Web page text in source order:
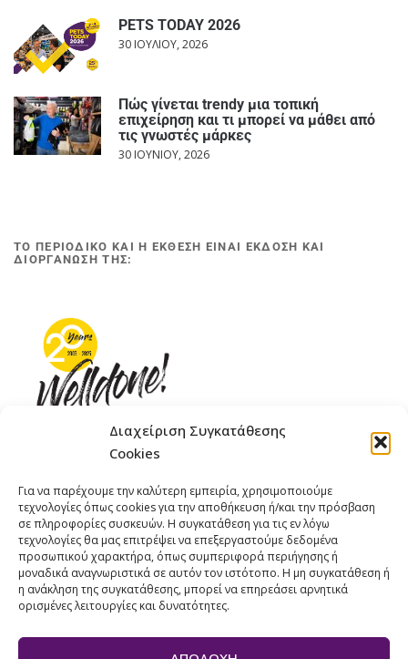
Διαχείριση Συγκατάθεσης
Cookies
Για να παρέχουμε την καλύτερη εμπειρία, χρησιμοποιούμε
τεχνολογίες όπως cookies για την αποθήκευση ή/και την πρόσβαση
σε πληροφορίες συσκευών. Η συγκατάθεση για τις εν λόγω
τεχνολογίες θα μας επιτρέψει να επεξεργαστούμε δεδομένα
προσωπικού χαρακτήρα, όπως συμπεριφορά περιήγησης ή
μοναδικά αναγνωριστικά σε αυτόν τον ιστότοπο. Η μη συγκατάθεση ή
η ανάκληση της συγκατάθεσης, μπορεί να επηρεάσει αρνητικά
ορισμένες λειτουργίες και δυνατότητες.
PETS TODAY 2026
30 ΙΟΥΛΊΟΥ, 2026
Πώς γίνεται trendy μια τοπική
επιχείρηση και τι μπορεί να μάθει από
τις γνωστές μάρκες
30 ΙΟΥΝΊΟΥ, 2026
ΤΟ ΠΕΡΙΟΔΙΚΟ ΚΑΙ Η ΕΚΘΕΣΗ ΕΙΝΑΙ ΕΚΔΟΣΗ ΚΑΙ
ΔΙΟΡΓΑΝΩΣΗ ΤΗΣ:
ΤΗΛΕΦΩΝΟ: +30 211 4021758
ΚΙΝΗΤΟ: +306977 440377
EMAIL : info@welldone.com.gr